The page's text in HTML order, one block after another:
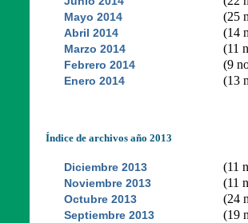
Mayo 2014 (25
Abril 2014 (14
Marzo 2014 (11
Febrero 2014 (9
Enero 2014 (13
Índice de archivos año 2013
Diciembre 2013 (11
Noviembre 2013 (11
Octubre 2013 (24
Septiembre 2013 (19